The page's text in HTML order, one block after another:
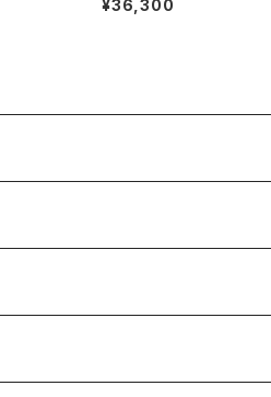
¥36,300